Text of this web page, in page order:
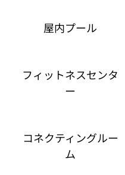
屋内プール
フィットネスセンタ
ー
コネクティングルー
ム